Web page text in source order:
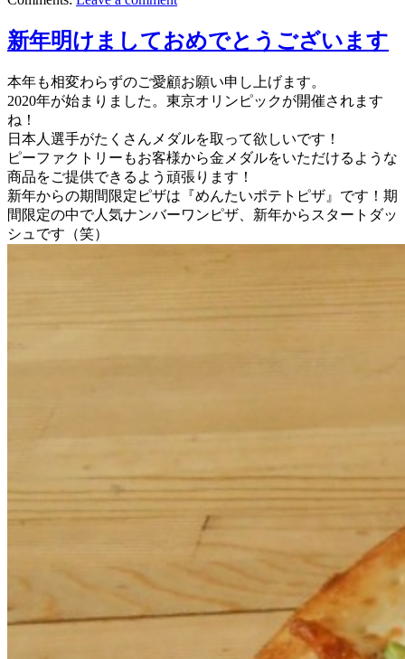
新年明けましておめでとうございます
本年も相変わらずのご愛顧お願い申し上げます。
2020年が始まりました。東京オリンピックが開催されます
ね！
日本人選手がたくさんメダルを取って欲しいです！
ピーファクトリーもお客様から金メダルをいただけるような
商品をご提供できるよう頑張ります！
新年からの期間限定ピザは『めんたいポテトピザ』です！期
間限定の中で人気ナンバーワンピザ、新年からスタートダッ
シュです（笑）